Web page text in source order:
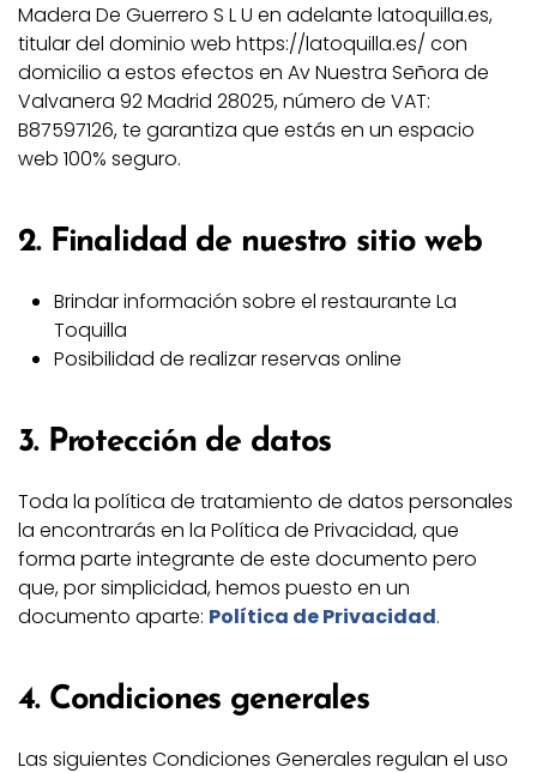
Madera De Guerrero S L U en adelante latoquilla.es,
titular del dominio web https://latoquilla.es/ con
domicilio a estos efectos en Av Nuestra Señora de
Valvanera 92 Madrid 28025, número de VAT:
B87597126, te garantiza que estás en un espacio
web 100% seguro.
2. Finalidad de nuestro sitio web
Brindar información sobre el restaurante La
Toquilla
Posibilidad de realizar reservas online
3. Protección de datos
Toda la política de tratamiento de datos personales
la encontrarás en la Política de Privacidad, que
forma parte integrante de este documento pero
que, por simplicidad, hemos puesto en un
documento aparte: Política de Privacidad.
4. Condiciones generales
Las siguientes Condiciones Generales regulan el uso